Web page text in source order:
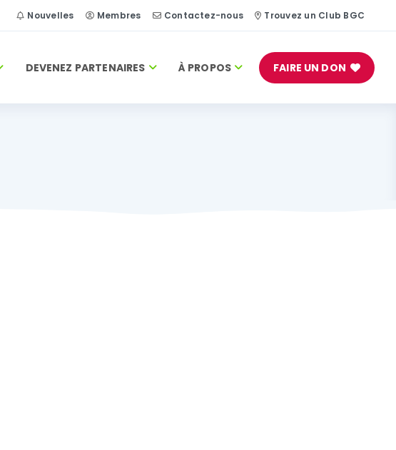
Nouvelles Membres Contactez-nous Trouvez un Club BGC
DEVENEZ PARTENAIRES À PROPOS FAIRE UN DON